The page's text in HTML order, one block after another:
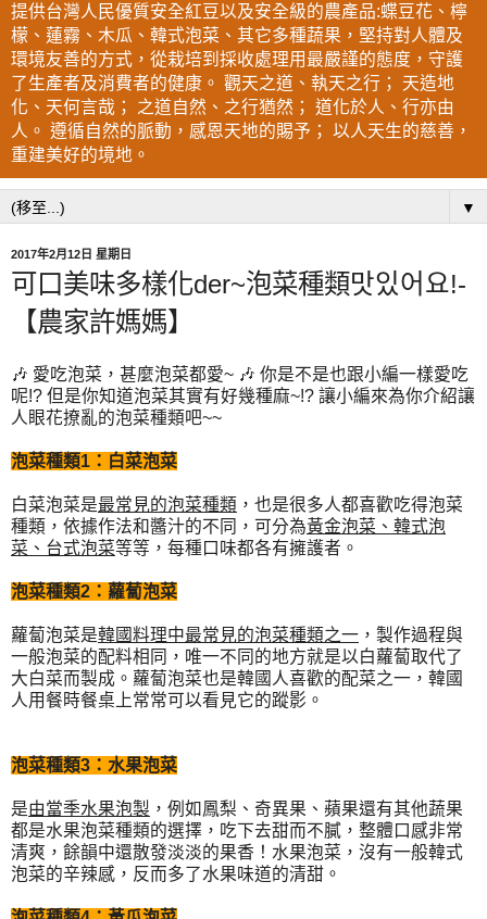
提供台灣人民優質安全紅豆以及安全級的農產品:蝶豆花、檸
檬、蓮霧、木瓜、韓式泡菜、其它多種蔬果，堅持對人體及
環境友善的方式，從栽培到採收處理用最嚴謹的態度，守護
了生產者及消費者的健康。 觀天之道、執天之行； 天造地
化、天何言哉； 之道自然、之行猶然； 道化於人、行亦由
人。 遵循自然的脈動，感恩天地的賜予； 以人天生的慈善，
重建美好的境地。
▼
2017年2月12日 星期日
可口美味多樣化der~泡菜種類맛있어요!-
【農家許媽媽】
🎶 愛吃泡菜，甚麼泡菜都愛~ 🎶 你是不是也跟小編一樣愛吃
呢!? 但是你知道泡菜其實有好幾種麻~!? 讓小編來為你介紹讓
人眼花撩亂的泡菜種類吧~~
泡菜種類1：白菜泡菜
白菜泡菜是最常見的泡菜種類 ，也是很多人都喜歡吃得泡菜
種類，依據作法和醬汁的不同，可分為黃金泡菜、韓式泡
菜、台式泡菜等等，每種口味都各有擁護者。
泡菜種類2：蘿蔔泡菜
蘿蔔泡菜是韓國料理中最常見的泡菜種類之一 ，製作過程與
一般泡菜的配料相同，唯一不同的地方就是以白蘿蔔取代了
大白菜而製成。蘿蔔泡菜也是韓國人喜歡的配菜之一，韓國
人用餐時餐桌上常常可以看見它的蹤影。
泡菜種類3：水果泡菜
是由當季水果泡製 ，例如鳳梨、奇異果、蘋果還有其他蔬果
都是水果泡菜種類的選擇，吃下去甜而不膩，整體口感非常
清爽，餘韻中還散發淡淡的果香！水果泡菜，沒有一般韓式
泡菜的辛辣感，反而多了水果味道的清甜。